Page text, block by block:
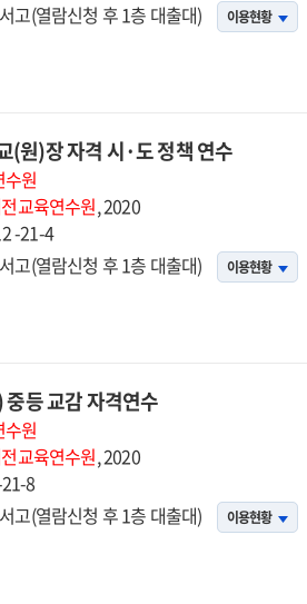
서고(열람신청 후 1층 대출대) 이용현황
(원)장 자격 시·도 정책 연수
원
교육연수원, 2020
-21-4
서고(열람신청 후 1층 대출대) 이용현황
등 교감 자격연수
원
교육연수원, 2020
8
서고(열람신청 후 1층 대출대) 이용현황